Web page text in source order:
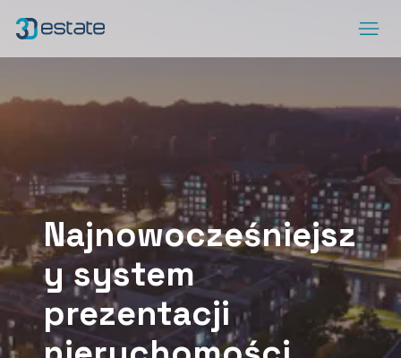
Menu
DEMO
Najnowocześniejsz
y system
prezentacji